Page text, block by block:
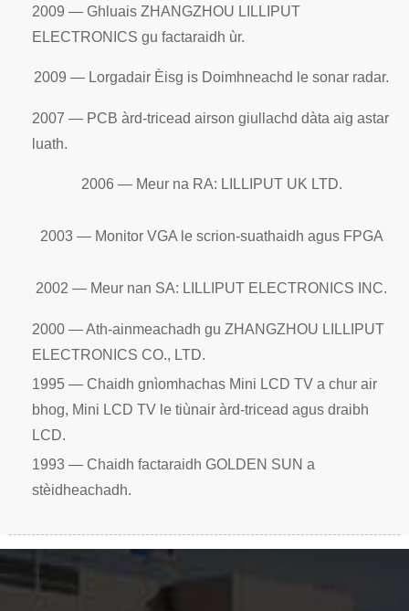
2009 — Ghluais ZHANGZHOU LILLIPUT
ELECTRONICS gu factaraidh ùr.
2009 — Lorgadair Èisg is Doimhneachd le sonar radar.
2007 — PCB àrd-tricead airson giullachd dàta aig astar
luath.
2006 — Meur na RA: LILLIPUT UK LTD.
2003 — Monitor VGA le scrion-suathaidh agus FPGA
2002 — Meur nan SA: LILLIPUT ELECTRONICS INC.
2000 — Ath-ainmeachadh gu ZHANGZHOU LILLIPUT
ELECTRONICS CO., LTD.
1995 — Chaidh gnìomhachas Mini LCD TV a chur air
bhog, Mini LCD TV le tiùnair àrd-tricead agus draibh
LCD.
1993 — Chaidh factaraidh GOLDEN SUN a
stèidheachadh.